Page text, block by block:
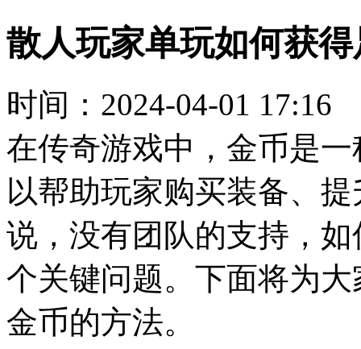
散人玩家单玩如何获
时间： 2024-04-01 17:16
在传奇游戏中，金币是
以帮助玩家购买装备、
说，没有团队的支持，
个关键问题。下面将为
金币的方法。